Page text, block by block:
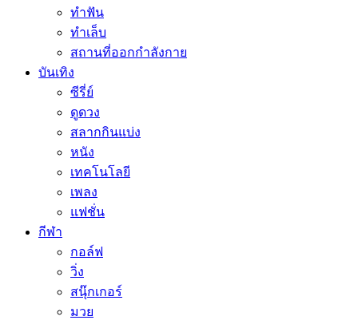
ทำฟัน
ทำเล็บ
สถานที่ออกกำลังกาย
บันเทิง
ซีรี่ย์
ดูดวง
สลากกินแบ่ง
หนัง
เทคโนโลยี
เพลง
แฟชั่น
กีฬา
กอล์ฟ
วิ่ง
สนุ๊กเกอร์
มวย